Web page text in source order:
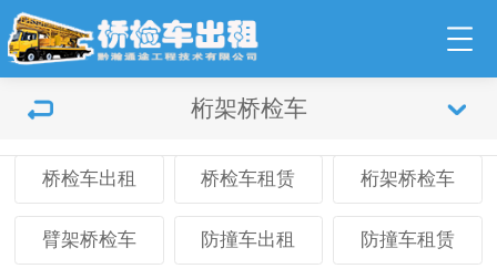
桁架桥检车
桥检车出租 桥检车租赁 桁架桥检车
臂架桥检车 防撞车出租 防撞车租赁